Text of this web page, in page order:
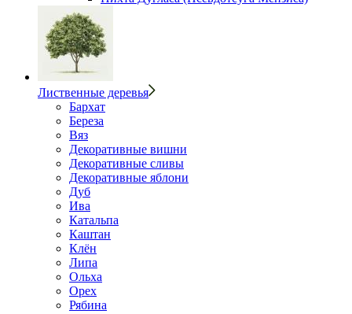
Лиственные деревья
Бархат
Береза
Вяз
Декоративные вишни
Декоративные сливы
Декоративные яблони
Дуб
Ива
Катальпа
Каштан
Клён
Липа
Ольха
Орех
Рябина